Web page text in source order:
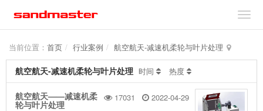
当前位置： 首页 行业案例 航空航天-减速机柔轮与叶片处理
航空航天-减速机柔轮与叶片处理 时间 热度
17031 2022-04-29
航空航天——减速机柔
轮与叶片处理